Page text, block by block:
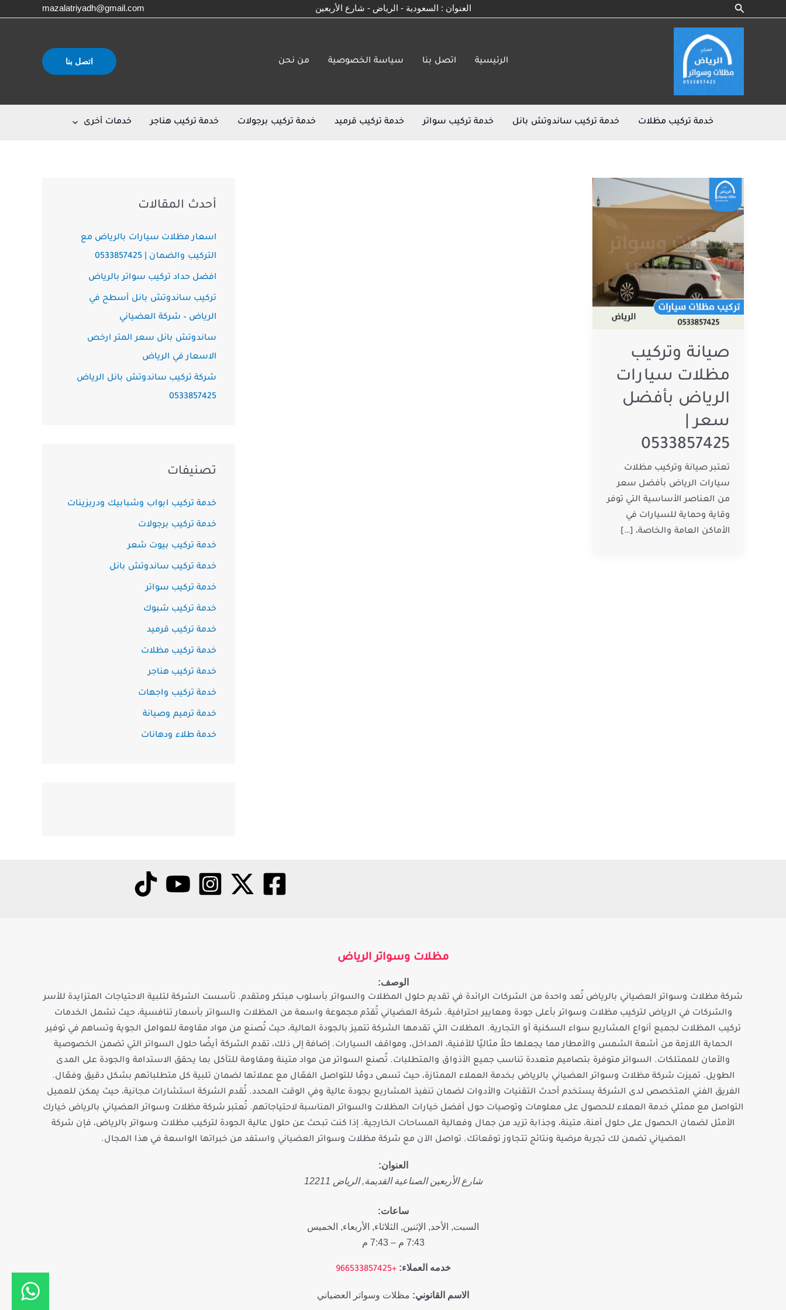
البحث العنوان : السعودية - الرياض - شارع الأربعين mazalatriyadh@gmail.com
الرئيسية اتصل بنا سياسة الخصوصية من نحن اتصل بنا
خدمة تركيب مظلات خدمة تركيب ساندوتش بانل خدمة تركيب سواتر خدمة تركيب قرميد خدمة تركيب برجولات خدمة تركيب هناجر خدمات أخرى
صيانة وتركيب
مظلات سيارات
الرياض بأفضل
سعر |
0533857425
تعتبر صيانة وتركيب مظلات
سيارات الرياض بأفضل سعر
من العناصر الأساسية التي توفر
وقاية وحماية للسيارات في
الأماكن العامة والخاصة، […]
أحدث المقالات
اسعار مظلات سيارات بالرياض مع
التركيب والضمان | 0533857425
افضل حداد تركيب سواتر بالرياض
تركيب ساندوتش بانل أسطح في
الرياض – شركة العضياني
ساندوتش بانل سعر المتر ارخص
الاسعار في الرياض
شركة تركيب ساندوتش بانل الرياض
0533857425
تصنيفات
خدمة تركيب ابواب وشبابيك ودربزينات
خدمة تركيب برجولات
خدمة تركيب بيوت شعر
خدمة تركيب ساندوتش بانل
خدمة تركيب سواتر
خدمة تركيب شبوك
خدمة تركيب قرميد
خدمة تركيب مظلات
خدمة تركيب هناجر
خدمة تركيب واجهات
خدمة ترميم وصيانة
خدمة طلاء ودهانات
مظلات وسواتر الرياض
الوصف:
شركة مظلات وسواتر العضياني بالرياض تُعد واحدة من الشركات الرائدة في تقديم حلول المظلات والسواتر بأسلوب مبتكر ومتقدم. تأسست الشركة لتلبية الاحتياجات المتزايدة للأسر
والشركات في الرياض لتركيب مظلات وسواتر بأعلى جودة ومعايير احترافية. شركة العضياني تُقدّم مجموعة واسعة من المظلات والسواتر بأسعار تنافسية، حيث تشمل الخدمات
تركيب المظلات لجميع أنواع المشاريع سواء السكنية أو التجارية. المظلات التي تقدمها الشركة تتميز بالجودة العالية، حيث تُصنع من مواد مقاومة للعوامل الجوية وتساهم في توفير
الحماية اللازمة من أشعة الشمس والأمطار مما يجعلها حلاً مثاليًا للأفنية، المداخل، ومواقف السيارات. إضافة إلى ذلك، تقدم الشركة أيضًا حلول السواتر التي تضمن الخصوصية
والأمان للممتلكات. السواتر متوفرة بتصاميم متعددة تناسب جميع الأذواق والمتطلبات. تُصنع السواتر من مواد متينة ومقاومة للتآكل بما يحقق الاستدامة والجودة على المدى
الطويل. تميزت شركة مظلات وسواتر العضياني بالرياض بخدمة العملاء الممتازة، حيث تسعى دومًا للتواصل الفعّال مع عملائها لضمان تلبية كل متطلباتهم بشكل دقيق وفعّال.
الفريق الفني المتخصص لدى الشركة يستخدم أحدث التقنيات والأدوات لضمان تنفيذ المشاريع بجودة عالية وفي الوقت المحدد. تُقدم الشركة استشارات مجانية، حيث يمكن للعميل
التواصل مع ممثلي خدمة العملاء للحصول على معلومات وتوصيات حول أفضل خيارات المظلات والسواتر المناسبة لاحتياجاتهم. تُعتبر شركة مظلات وسواتر العضياني بالرياض خيارك
الأمثل لضمان الحصول على حلول آمنة، متينة، وجذابة تزيد من جمال وفعالية المساحات الخارجية. إذا كنت تبحث عن حلول عالية الجودة لتركيب مظلات وسواتر بالرياض، فإن شركة
العضياني تضمن لك تجربة مرضية ونتائج تتجاوز توقعاتك. تواصل الآن مع شركة مظلات وسواتر العضياني واستفد من خبراتها الواسعة في هذا المجال.
العنوان:
شارع الأربعين الصناعية القديمة,الرياض 12211
ساعات:
السبت, الأحد, الإثنين, الثلاثاء, الأربعاء, الخميس
7:43 م – 7:43 م
خدمه العملاء: +966533857425
الاسم القانوني: مظلات وسواتر العضياني